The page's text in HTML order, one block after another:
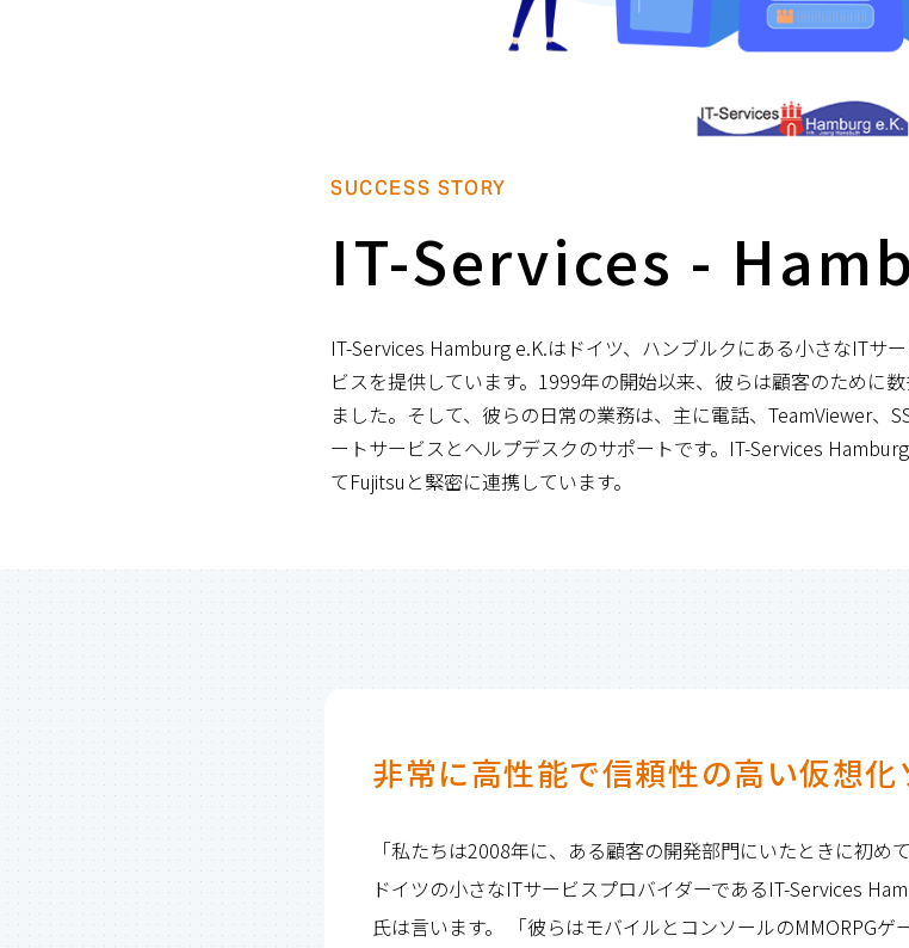
SUCCESS STORY
IT-Services -
IT-Services Hamburg e.K.はドイツ、ハンブルクにある小さなITサ
ビスを提供しています。1999年の開始以来、彼らは顧客のために
ました。そして、彼らの日常の業務は、主に電話、TeamViewer、
ートサービスとヘルプデスクのサポートです。IT-Services
てFujitsuと緊密に連携しています。
非常に高性能で信頼性の高い仮想化
「私たちは2008年に、ある顧客の開発部門にいたときに初め
ドイツの小さなITサービスプロバイダーであるIT-Services
氏は言います。 「彼らはモバイルとコンソールのMMORPG